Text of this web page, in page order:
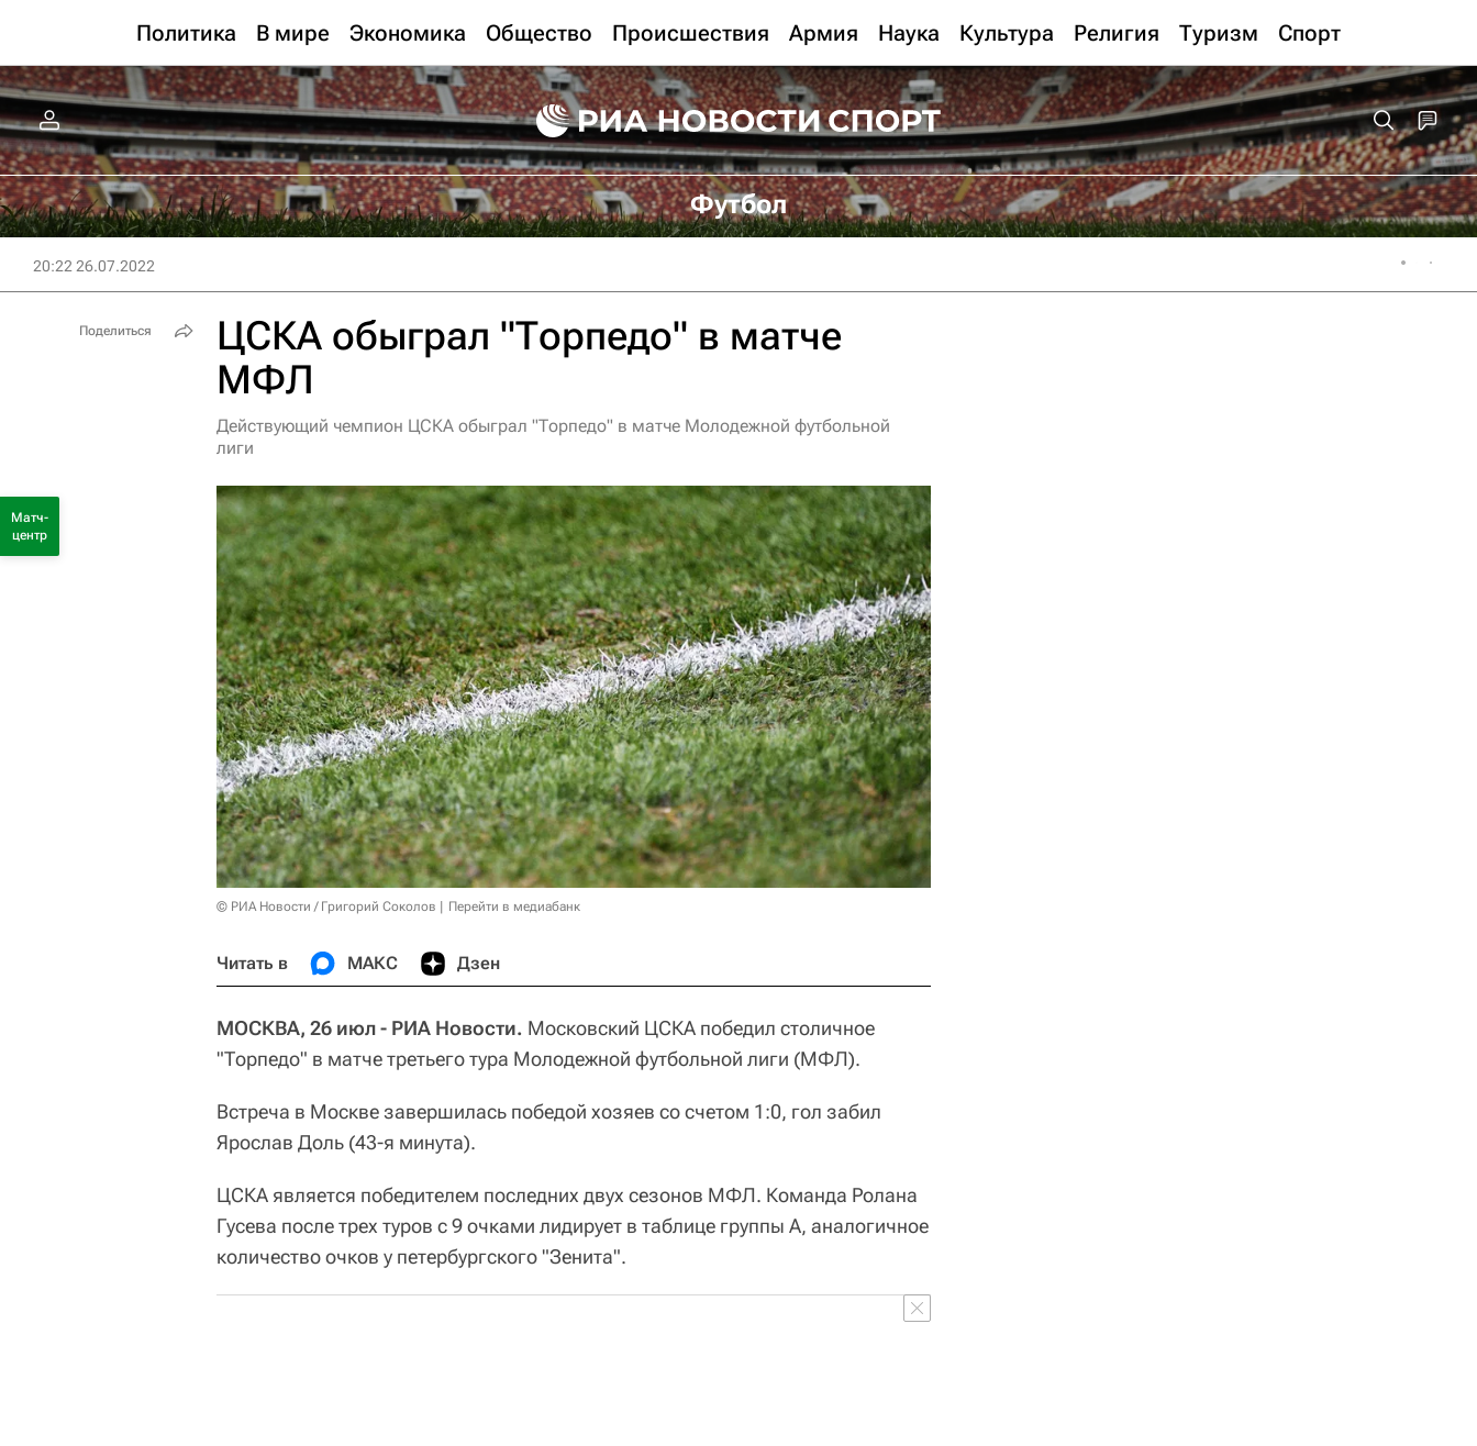
Политика В мире Экономика Общество Происшествия Армия Наука Культура Религия Туризм Спорт
Футбол
20:22 26.07.2022
ЦСКА обыграл "Торпедо" в матче
МФЛ
Действующий чемпион ЦСКА обыграл "Торпедо" в матче Молодежной футбольной
лиги
© РИА Новости / Григорий Соколов Перейти в медиабанк
Читать в МАКС Дзен
МОСКВА, 26 июл - РИА Новости. Московский ЦСКА победил столичное
"Торпедо" в матче третьего тура Молодежной футбольной лиги (МФЛ).
Встреча в Москве завершилась победой хозяев со счетом 1:0, гол забил
Ярослав Доль (43-я минута).
ЦСКА является победителем последних двух сезонов МФЛ. Команда Ролана
Гусева после трех туров с 9 очками лидирует в таблице группы А, аналогичное
количество очков у петербургского "Зенита".
Поделиться
Матч-
центр